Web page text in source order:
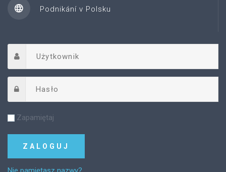
Podnikání v Polsku
Zapamiętaj